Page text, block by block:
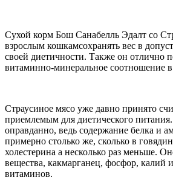
Сухой корм Бош Санабелль Эдалт со
взрослым кошкамсохранять вес в
своей диетичности. Также он отлично
витаминно-минеральное соотношение
Страусиное мясо уже давно принято
приемлемым для диетического
оправданно, ведь содержание белка и
примерно столько же, сколько в
холестерина а несколько раз меньше.
вещества, какмарганец, фосфор, калий
витаминов.